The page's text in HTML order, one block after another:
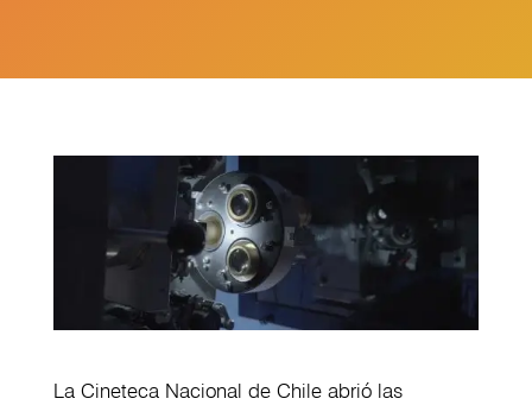
La Cineteca Nacional de Chile abrió las